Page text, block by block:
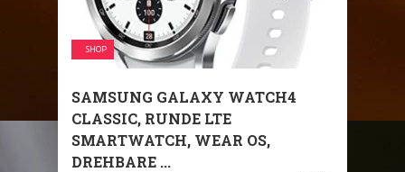
SHOP
SAMSUNG GALAXY WATCH4
CLASSIC, RUNDE LTE
SMARTWATCH, WEAR OS,
DREHBARE ...